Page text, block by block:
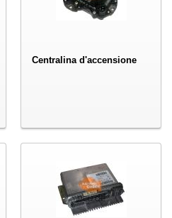
Centralina d'accensione